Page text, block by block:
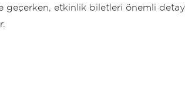
etkinlik biletleri önemli